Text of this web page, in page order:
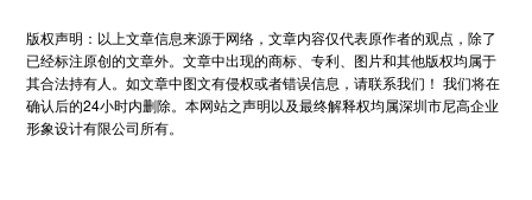
版权声明：以上文章信息来源于网络，文章内容仅代表原作者的观点，除了
已经标注原创的文章外。文章中出现的商标、专利、图片和其他版权均属于
其合法持有人。如文章中图文有侵权或者错误信息，请联系我们！ 我们将在
确认后的24小时内删除。本网站之声明以及最终解释权均属深圳市尼高企业
形象设计有限公司所有。